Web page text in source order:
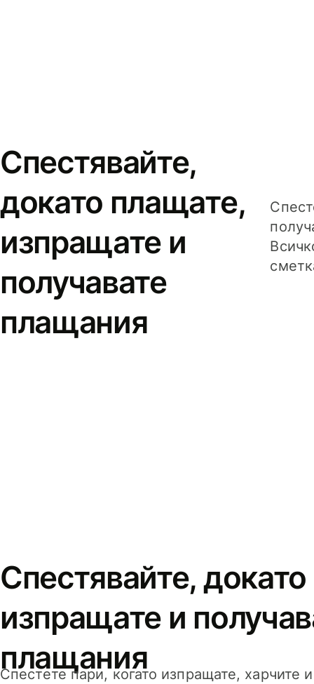
Спестявайте,
докато плащате,
изпращате и
получавате
плащания
Спестявайте,
изпращате и
плащания
Спестете пари, когато изпращате, харчите